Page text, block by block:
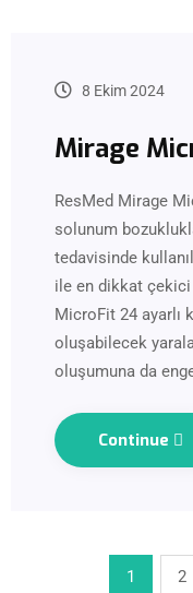
8 Ekim 2024
Mirage
ResMed Mirage
solunum
tedavisinde
ile en dikkat çekici
MicroFit 24 ayarlı
oluşabilecek
oluşumuna da
Continue
1 2